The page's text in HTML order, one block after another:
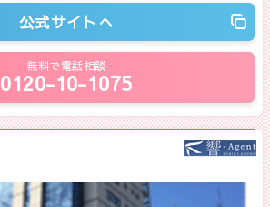
公式サイトへ
無料で電話相談
0120-10-1075